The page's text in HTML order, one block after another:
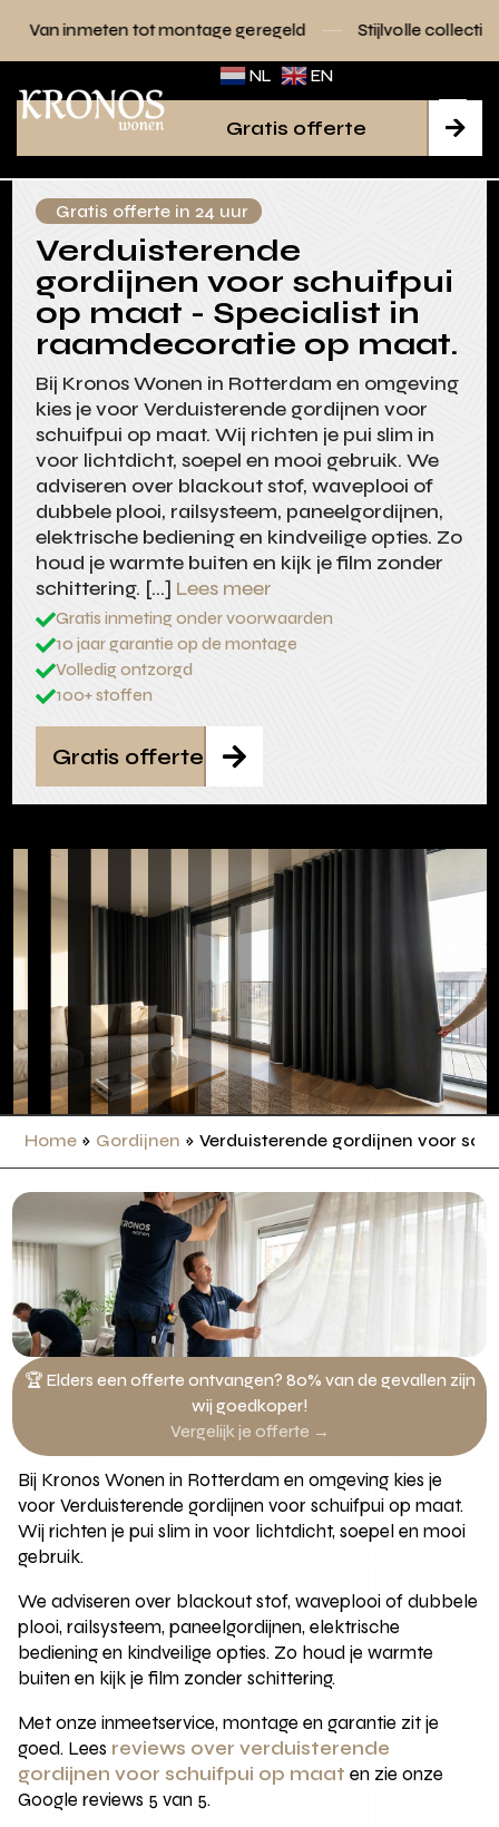
montage geregeld Stijlvolle collecties voor elk interieur
NL EN

Gratis offerte
Gratis offerte in 24 uur
Verduisterende
gordijnen voor schuifpui
op maat - Specialist in
raamdecoratie op maat.
Bij Kronos Wonen in Rotterdam en omgeving
kies je voor Verduisterende gordijnen voor
schuifpui op maat. Wij richten je pui slim in
voor lichtdicht, soepel en mooi gebruik. We
adviseren over blackout stof, waveplooi of
dubbele plooi, railsysteem, paneelgordijnen,
elektrische bediening en kindveilige opties. Zo
houd je warmte buiten en kijk je film zonder
schittering. […] Lees meer
Gratis inmeting onder voorwaarden
10 jaar garantie op de montage
Volledig ontzorgd
100+ stoffen

Gratis offerte
Home » Gordijnen »Verduisterende gordijnen voor
🏆 Elders een offerte ontvangen? 80% van de gevallen zijn
wij goedkoper!
Vergelijk je offerte →
Bij Kronos Wonen in Rotterdam en omgeving kies je
voor Verduisterende gordijnen voor schuifpui op maat.
Wij richten je pui slim in voor lichtdicht, soepel en mooi
gebruik.
We adviseren over blackout stof, waveplooi of dubbele
plooi, railsysteem, paneelgordijnen, elektrische
bediening en kindveilige opties. Zo houd je warmte
buiten en kijk je film zonder schittering.
Met onze inmeetservice, montage en garantie zit je
goed. Lees reviews over verduisterende
gordijnen voor schuifpui op maat en zie onze
Google reviews 5 van 5.